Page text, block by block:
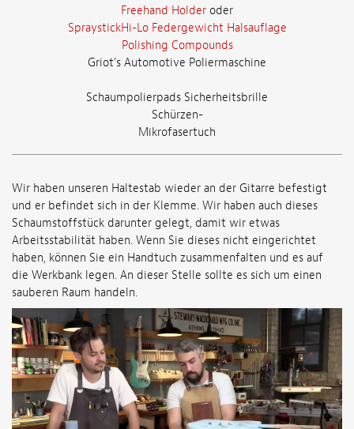
Freehand Holder oder
SpraystickHi-Lo Federgewicht Halsauflage
Polishing Compounds
Griot's Automotive Poliermaschine
Schaumpolierpads Sicherheitsbrille
Schürzen-
Mikrofasertuch
Wir haben unseren Haltestab wieder an der Gitarre befestigt
und er befindet sich in der Klemme. Wir haben auch dieses
Schaumstoffstück darunter gelegt, damit wir etwas
Arbeitsstabilität haben. Wenn Sie dieses nicht eingerichtet
haben, können Sie ein Handtuch zusammenfalten und es auf
die Werkbank legen. An dieser Stelle sollte es sich um einen
sauberen Raum handeln.